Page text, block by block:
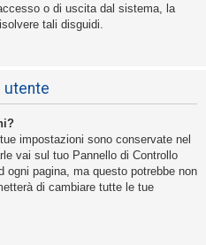
o di uscita dal sistema, la
tali disguidi.
utente
impostazioni sono conservate nel
vai sul tuo Pannello di Controllo
ogni pagina, ma questo potrebbe non
di cambiare tutte le tue